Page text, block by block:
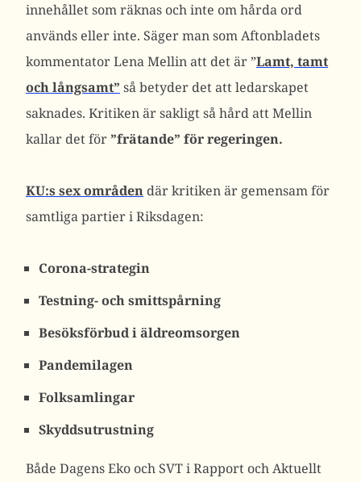
innehållet som räknas och inte om hårda ord
används eller inte. Säger man som Aftonbladets
kommentator Lena Mellin att det är ”Lamt, tamt
och långsamt” så betyder det att ledarskapet
saknades. Kritiken är sakligt så hård att Mellin
kallar det för ”frätande” för regeringen.
KU:s sex områden där kritiken är gemensam för
samtliga partier i Riksdagen:
Corona-strategin
Testning- och smittspårning
Besöksförbud i äldreomsorgen
Pandemilagen
Folksamlingar
Skyddsutrustning
Både Dagens Eko och SVT i Rapport och Aktuellt